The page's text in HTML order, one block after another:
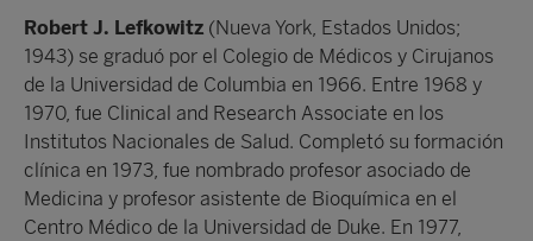
Robert J. Lefkowitz (Nueva York, Estados Unidos;
1943) se graduó por el Colegio de Médicos y Cirujanos
de la Universidad de Columbia en 1966. Entre 1968 y
1970, fue Clinical and Research Associate en los
Institutos Nacionales de Salud. Completó su formación
clínica en 1973, fue nombrado profesor asociado de
Medicina y profesor asistente de Bioquímica en el
Centro Médico de la Universidad de Duke. En 1977,